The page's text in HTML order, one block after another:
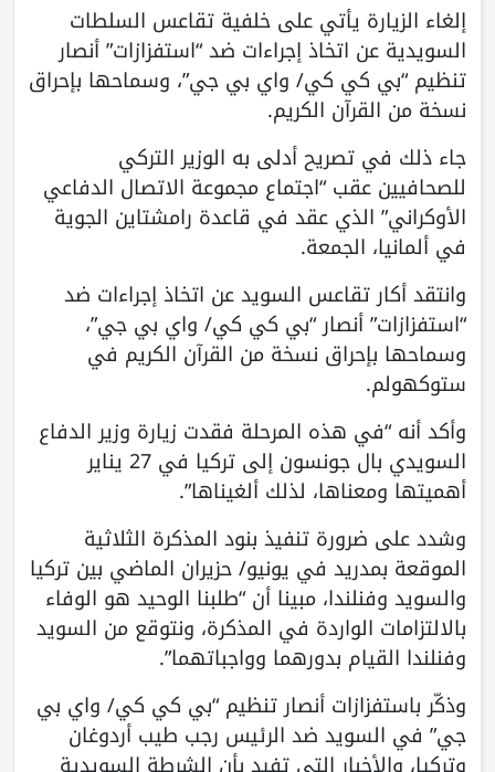
إلغاء الزيارة يأتي على خلفية تقاعس السلطات
السويدية عن اتخاذ إجراءات ضد “استفزازات” أنصار
تنظيم “بي كي كي/ واي بي جي”، وسماحها بإحراق
نسخة من القرآن الكريم.
جاء ذلك في تصريح أدلى به الوزير التركي
للصحافيين عقب “اجتماع مجموعة الاتصال الدفاعي
الأوكراني” الذي عقد في قاعدة رامشتاين الجوية
في ألمانيا، الجمعة.
وانتقد أكار تقاعس السويد عن اتخاذ إجراءات ضد
“استفزازات” أنصار “بي كي كي/ واي بي جي”،
وسماحها بإحراق نسخة من القرآن الكريم في
ستوكهولم.
وأكد أنه “في هذه المرحلة فقدت زيارة وزير الدفاع
السويدي بال جونسون إلى تركيا في 27 يناير
أهميتها ومعناها، لذلك ألغيناها”.
وشدد على ضرورة تنفيذ بنود المذكرة الثلاثية
الموقعة بمدريد في يونيو/ حزيران الماضي بين تركيا
والسويد وفنلندا، مبينا أن “طلبنا الوحيد هو الوفاء
بالالتزامات الواردة في المذكرة، ونتوقع من السويد
وفنلندا القيام بدورهما وواجباتهما”.
وذكّر باستفزازات أنصار تنظيم “بي كي كي/ واي بي
جي” في السويد ضد الرئيس رجب طيب أردوغان